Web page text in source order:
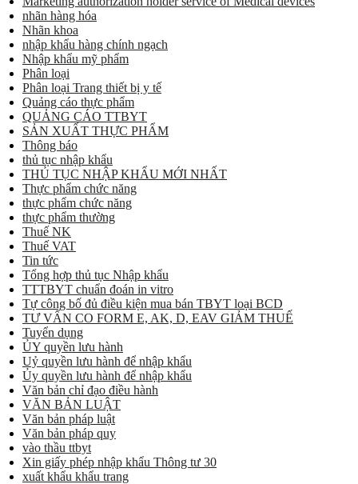
nhãn hàng hóa
Nhãn khoa
nhập khẩu hàng chính ngạch
Nhập khẩu mỹ phẩm
Phân loại
Phân loại Trang thiết bị y tế
Quảng cáo thực phẩm
QUẢNG CÁO TTBYT
SẢN XUẤT THỰC PHẨM
Thông báo
thủ tục nhập khẩu
THỦ TỤC NHẬP KHẨU MỚI NHẤT
Thực phẩm chức năng
thực phẩm chức năng
thực phẩm thường
Thuế NK
Thuế VAT
Tin tức
Tổng hợp thủ tục Nhập khẩu
TTTBYT chuẩn đoán in vitro
Tự công bố đủ điều kiện mua bán TBYT loại BCD
TƯ VẤN CO FORM E, AK, D, EAV GIẢM THUẾ
Tuyển dụng
ỦY quyền lưu hành
Uỷ quyền lưu hành để nhập khẩu
Ủy quyền lưu hành để nhập khẩu
Văn bản chỉ đạo điều hành
VĂN BẢN LUẬT
Văn bản pháp luật
Văn bản pháp quy
vào thầu ttbyt
Xin giấy phép nhập khẩu Thông tư 30
xuất khẩu khẩu trang